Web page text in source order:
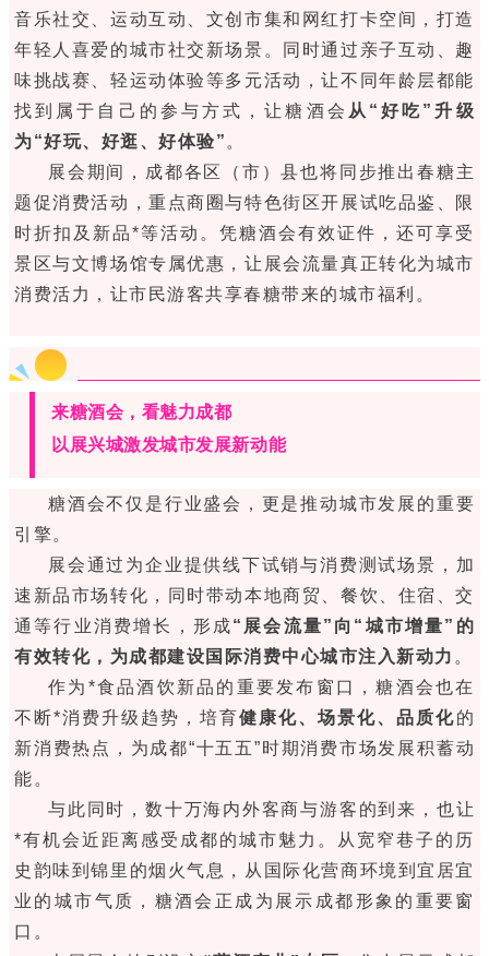
音乐社交、运动互动、文创市集和网红打卡空间，打造
年轻人喜爱的城市社交新场景。同时通过亲子互动、趣
味挑战赛、轻运动体验等多元活动，让不同年龄层都能
找到属于自己的参与方式，让糖酒会 从“好吃”升级
为“好玩、好逛、好体验” 。
展会期间，成都各区（市）县也将同步推出春糖主
题促消费活动，重点商圈与特色街区开展试吃品鉴、限
时折扣及新品*等活动。凭糖酒会有效证件，还可享受
景区与文博场馆专属优惠，让展会流量真正转化为城市
消费活力，让市民游客共享春糖带来的城市福利。
来糖酒会，看魅力成都
以展兴城激发城市发展新动能
糖酒会不仅是行业盛会，更是推动城市发展的重要
引擎。
展会通过为企业提供线下试销与消费测试场景，加
速新品市场转化，同时带动本地商贸、餐饮、住宿、交
通等行业消费增长，形成“展会流量”向“城市增量”的
有效转化，为成都建设国际消费中心城市注入新动力 。
作为*食品酒饮新品的重要发布窗口，糖酒会也在
不断*消费升级趋势，培育健康化、场景化、品质化的
新消费热点，为成都“十五五”时期消费市场发展积蓄动
能。
与此同时，数十万海内外客商与游客的到来，也让
*有机会近距离感受成都的城市魅力。从宽窄巷子的历
史韵味到锦里的烟火气息，从国际化营商环境到宜居宜
业的城市气质，糖酒会正成为展示成都形象的重要窗
口。